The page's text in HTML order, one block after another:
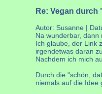
Re: Vegan durch
Autor: Susanne |
Na wunderbar, dann
Ich glaube, der Link
irgendetwas daran
Nachdem ich mich
Durch die "schön,
niemals auf die Idee